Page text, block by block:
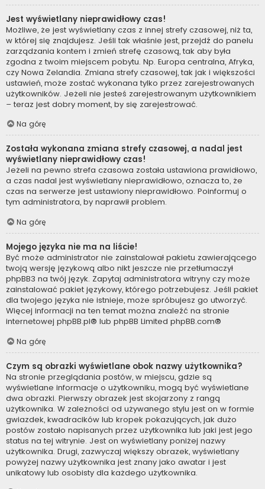
Jest wyświetlany nieprawidłowy czas!
Możliwe, że jest wyświetlany czas z innej strefy czasowej, niż ta,
w której się znajdujesz. Jeśli tak właśnie jest, przejdź do panelu
zarządzania kontem i zmień strefę czasową, tak aby była
zgodna z twoim miejscem pobytu. Np. Europa centralna, Afryka,
czy Nowa Zelandia. Zmiana strefy czasowej, tak jak i większości
ustawień, może zostać wykonana tylko przez zarejestrowanych
użytkowników. Jeżeli nie jesteś zarejestrowanym użytkownikiem
– teraz jest dobry moment, by się zarejestrować.
Na górę
Została wykonana zmiana strefy czasowej, a nadal jest
wyświetlany nieprawidłowy czas!
Jeżeli na pewno strefa czasowa została ustawiona prawidłowo,
a czas nadal jest wyświetlany nieprawidłowo, oznacza to, że
czas na serwerze jest ustawiony nieprawidłowo. Poinformuj o
tym administratora, by naprawił problem.
Na górę
Mojego języka nie ma na liście!
Być może administrator nie zainstalował pakietu zawierającego
twoją wersję językową albo nikt jeszcze nie przetłumaczył
phpBB3 na twój język. Zapytaj administratora witryny czy może
zainstalować pakiet językowy, którego potrzebujesz. Jeśli pakiet
dla twojego języka nie istnieje, może spróbujesz go utworzyć.
Więcej informacji na ten temat można znaleźć na stronie
internetowej phpBB.pl® lub phpBB Limited phpBB.com®
Na górę
Czym są obrazki wyświetlane obok nazwy użytkownika?
Na stronie przeglądania postów, w miejscu, gdzie są
wyświetlane informacje o użytkowniku, mogą być wyświetlane
dwa obrazki. Pierwszy obrazek jest skojarzony z rangą
użytkownika. W zależności od używanego stylu jest on w formie
gwiazdek, kwadracików lub kropek pokazujących, jak dużo
postów zostało napisanych przez użytkownika lub jaki jest jego
status na tej witrynie. Jest on wyświetlany poniżej nazwy
użytkownika. Drugi, zazwyczaj większy obrazek, wyświetlany
powyżej nazwy użytkownika jest znany jako awatar i jest
unikatowy lub osobisty dla każdego użytkownika.